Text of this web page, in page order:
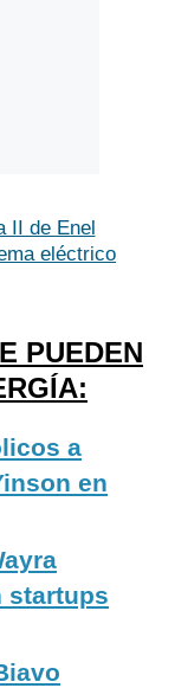
II de Enel
eléctrico
PUEDEN
a
en
startups